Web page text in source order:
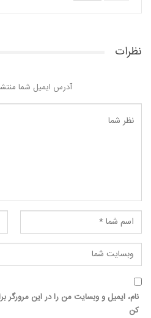
نظرات
آدرس ایمیل شما
نام، ایمیل و وبسایت من را در این مرورگر
کن